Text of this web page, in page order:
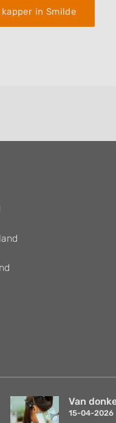
in Smilde
Van
15-04-2026